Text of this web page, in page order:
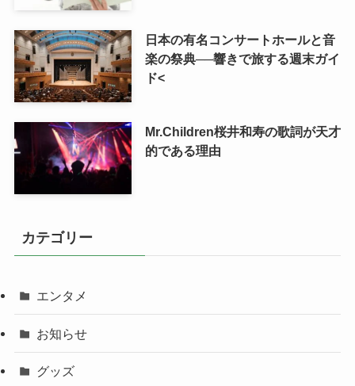
日本の有名コンサートホールと音
楽の祭典──響きで旅する週末ガイ
ド<
Mr.Children桜井和寿の歌詞が天才
的である理由
カテゴリー
エンタメ
お知らせ
グッズ